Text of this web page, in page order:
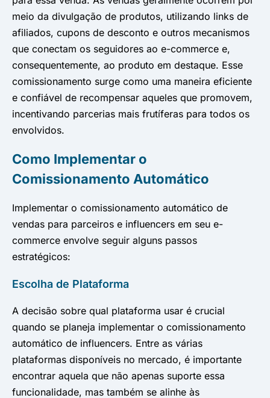
meio da divulgação de produtos, utilizando links de
afiliados, cupons de desconto e outros mecanismos
que conectam os seguidores ao e-commerce e,
consequentemente, ao produto em destaque. Esse
comissionamento surge como uma maneira eficiente
e confiável de recompensar aqueles que promovem,
incentivando parcerias mais frutíferas para todos os
envolvidos.
Como Implementar o
Comissionamento Automático
Implementar o comissionamento automático de
vendas para parceiros e influencers em seu e-
commerce envolve seguir alguns passos
estratégicos:
Escolha de Plataforma
A decisão sobre qual plataforma usar é crucial
quando se planeja implementar o comissionamento
automático de influencers. Entre as várias
plataformas disponíveis no mercado, é importante
encontrar aquela que não apenas suporte essa
funcionalidade, mas também se alinhe às